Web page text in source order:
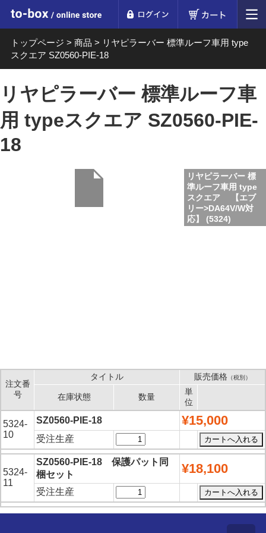
to-box online store
トップページ > 商品 > リヤピラーバー 標準ルーフ車用 type
スクエア SZ0560-PIE-18
リヤピラーバー 標準ルーフ車
用 typeスクエア SZ0560-PIE-
18
リヤピラーバー 標
準ルーフ車用 type
スクエア 【エブ
リー>DA64V/W対
応】 (5324)
注文番
号
タイトル 販売価格（税別）
在庫状態 数量
単
位
5324-
10
SZ0560-PIE-18 ¥15,000
受注生産
5324-
11
SZ0560-PIE-18 保護パット同
梱セット
¥18,100
受注生産